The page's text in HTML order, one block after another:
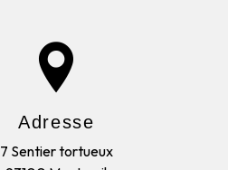
Adresse
7 Sentier tortueux